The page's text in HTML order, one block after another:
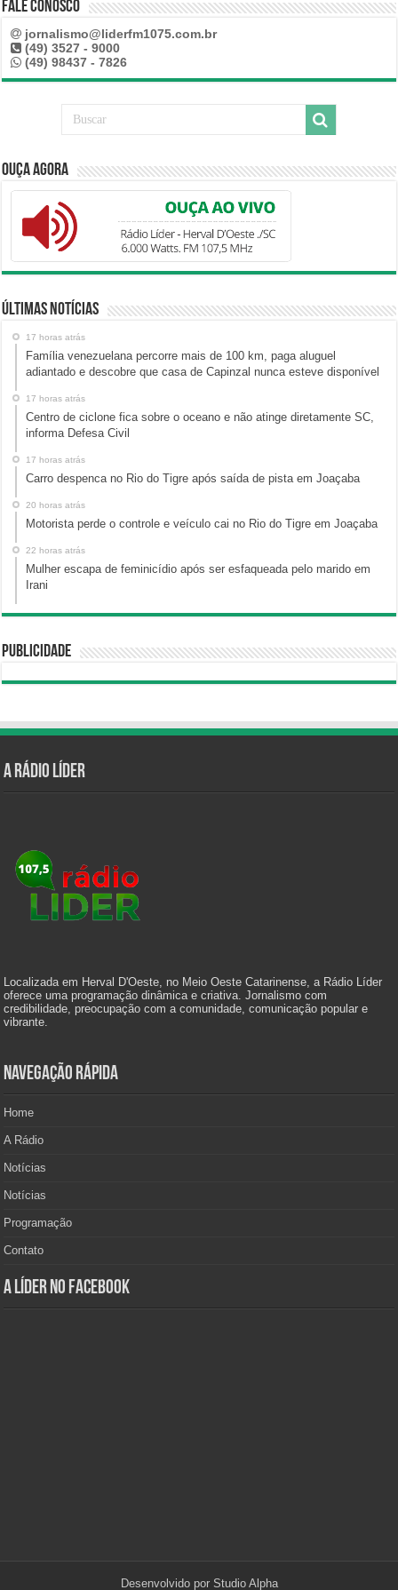
Fale Conosco
jornalismo@liderfm1075.com.br
(49) 3527 - 9000
(49) 98437 - 7826
Ouça Agora
Últimas Notícias
17 horas atrás
Família venezuelana percorre mais de 100 km, paga aluguel
adiantado e descobre que casa de Capinzal nunca esteve disponível
17 horas atrás
Centro de ciclone fica sobre o oceano e não atinge diretamente SC,
informa Defesa Civil
17 horas atrás
Carro despenca no Rio do Tigre após saída de pista em Joaçaba
20 horas atrás
Motorista perde o controle e veículo cai no Rio do Tigre em Joaçaba
22 horas atrás
Mulher escapa de feminicídio após ser esfaqueada pelo marido em
Irani
Publicidade
A Rádio Líder
Localizada em Herval D'Oeste, no Meio Oeste Catarinense, a Rádio Líder
oferece uma programação dinâmica e criativa. Jornalismo com
credibilidade, preocupação com a comunidade, comunicação popular e
vibrante.
Navegação Rápida
Home
A Rádio
Notícias
Notícias
Programação
Contato
A Líder no Facebook
Desenvolvido por Studio Alpha